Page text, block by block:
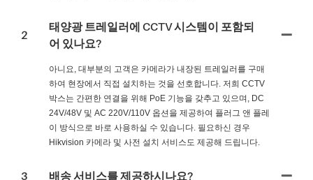
2
태양광 트레일러에 CCTV 시스템이 포함되
어 있나요?
아니요, 대부분의 고객은 카메라가 내장된 트레일러를 구매
하여 현장에서 직접 설치하는 것을 선호합니다. 저희 CCTV
박스는 간편한 연결을 위해 PoE 기능을 갖추고 있으며, DC
24V/48V 및 AC 220V/110V 옵션을 제공하여 플러그 앤 플레
이 방식으로 바로 사용하실 수 있습니다. 필요하신 경우
Hikvision 카메라 및 사전 설치 서비스도 제공해 드립니다.
3 배송 서비스를 제공하시나요?